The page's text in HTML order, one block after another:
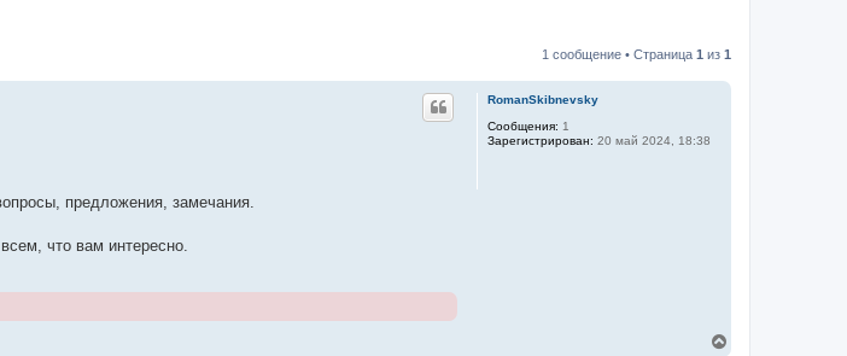
1 сообщение • Страница 1 из 1
RomanSkibnevsky
Сообщения: 1
Зарегистрирован: 20 май 2024, 18:38
предложения, замечания.
что вам интересно.